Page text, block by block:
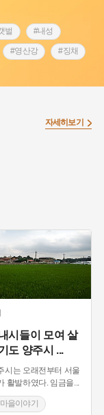
벌 #내성
#영산강 #징채
#낙성대
#애민
#온달
두표묘역 #용인
#생활용품
#항일투쟁
가
양시
자세히보기
시들이 모여 살
도 양주시 ...
시는 오래전부터 서울
활발하였다. 임금을
을이야기